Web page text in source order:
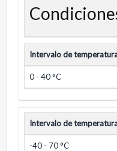
Intervalo de
0 - 40 °C
Intervalo de
-40 - 70 °C